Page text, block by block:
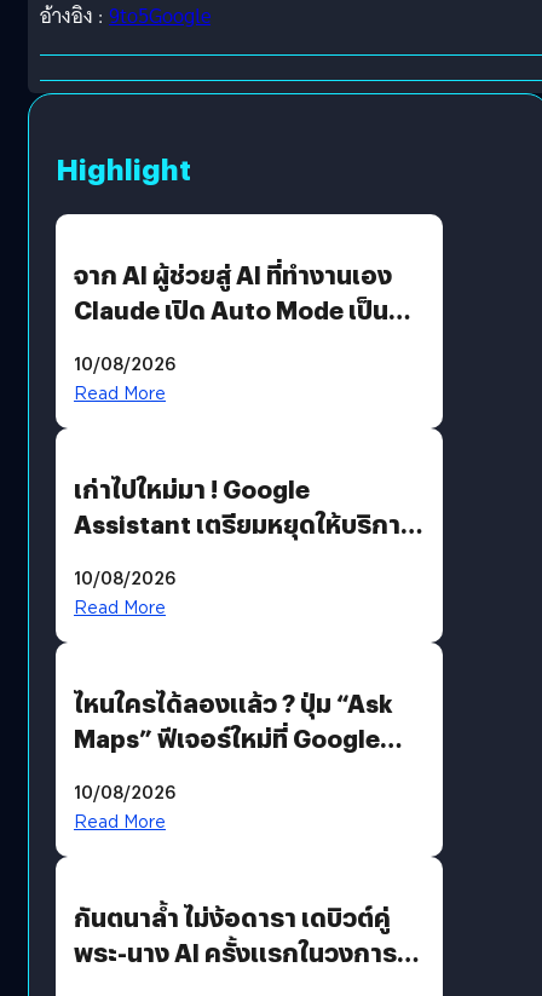
อ้างอิง : 9to5Google
Highlight
จาก AI ผู้ช่วยสู่ AI ที่ทำงานเอง
Claude เปิด Auto Mode เป็นค่า
10/08/2026
Read More
เก่าไปใหม่มา ! Google
Assistant เตรียมหยุดให้บริการ
แทน
10/08/2026
Read More
ไหนใครได้ลองแล้ว ? ปุ่ม “Ask
Maps” ฟีเจอร์ใหม่ที่ Google
คุยกับแผนที่ได้แล้ว
10/08/2026
Read More
กันตนาล้ำ ไม่ง้อดารา เดบิวต์คู่
พระ-นาง AI ครั้งแรกในวงการ